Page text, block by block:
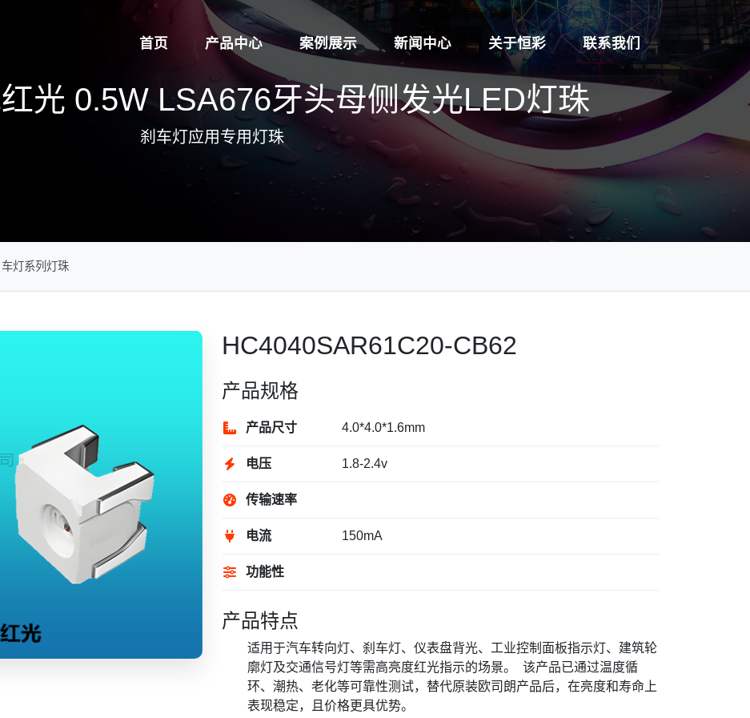
首页 产品中心 案例展示 新闻中心 关于恒彩 联系我们
光 0.5W LSA676牙头母侧发光LED灯珠
刹车灯应用专用灯珠
车灯系列灯珠
HC4040SAR61C20-CB62
产品规格
产品尺寸 4.0*4.0*1.6mm
电压 1.8-2.4v
传输速率
电流 150mA
功能性
产品特点
适用于汽车转向灯、刹车灯、仪表盘背光、工业控制面板指示灯、建筑轮
廓灯及交通信号灯等需高亮度红光指示的场景。 ‌ 该产品已通过温度循
环、潮热、老化等可靠性测试，替代原装欧司朗产品后，在亮度和寿命上
表现稳定，且价格更具优势。